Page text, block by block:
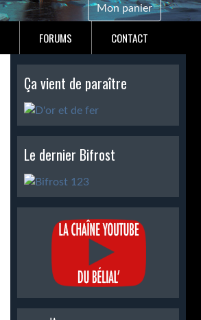
Mon panier
FORUMS CONTACT
Ça vient de paraître
Le dernier Bifrost